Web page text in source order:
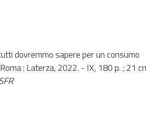
dovremmo sapere per un consumo
: Laterza, 2022. - IX, 180 p. ; 21